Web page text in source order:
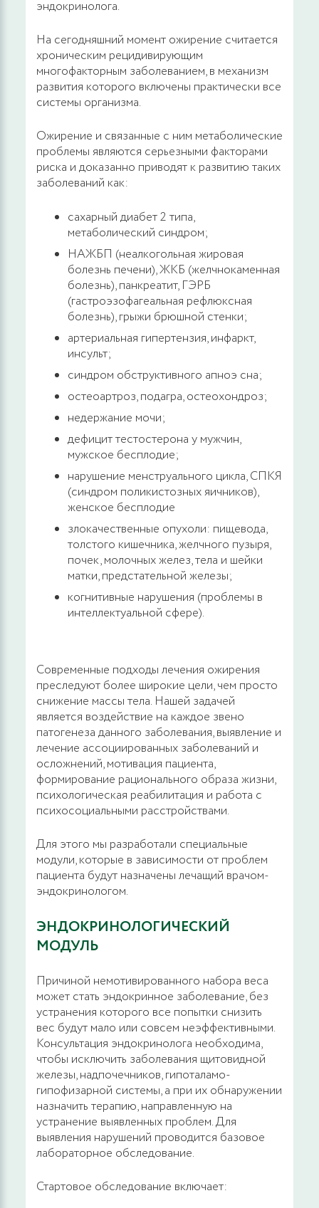
эндокринолога.
На сегодняшний момент ожирение считается
хроническим рецидивирующим
многофакторным заболеванием, в механизм
развития которого включены практически все
системы организма.
Ожирение и связанные с ним метаболические
проблемы являются серьезными факторами
риска и доказанно приводят к развитию таких
заболеваний как:
сахарный диабет 2 типа,
метаболический синдром;
НАЖБП (неалкогольная жировая
болезнь печени), ЖКБ (желчнокаменная
болезнь), панкреатит, ГЭРБ
(гастроэзофагеальная рефлюксная
болезнь), грыжи брюшной стенки;
артериальная гипертензия, инфаркт,
инсульт;
синдром обструктивного апноэ сна;
остеоартроз, подагра, остеохондроз;
недержание мочи;
дефицит тестостерона у мужчин,
мужское бесплодие;
нарушение менструального цикла, СПКЯ
(синдром поликистозных яичников),
женское бесплодие
злокачественные опухоли: пищевода,
толстого кишечника, желчного пузыря,
почек, молочных желез, тела и шейки
матки, предстательной железы;
когнитивные нарушения (проблемы в
интеллектуальной сфере).
Современные подходы лечения ожирения
преследуют более широкие цели, чем просто
снижение массы тела. Нашей задачей
является воздействие на каждое звено
патогенеза данного заболевания, выявление и
лечение ассоциированных заболеваний и
осложнений, мотивация пациента,
формирование рационального образа жизни,
психологическая реабилитация и работа с
психосоциальными расстройствами.
Для этого мы разработали специальные
модули, которые в зависимости от проблем
пациента будут назначены лечащий врачом-
эндокринологом.
ЭНДОКРИНОЛОГИЧЕСКИЙ
МОДУЛЬ
Причиной немотивированного набора веса
может стать эндокринное заболевание, без
устранения которого все попытки снизить
вес будут мало или совсем неэффективными.
Консультация эндокринолога необходима,
чтобы исключить заболевания щитовидной
железы, надпочечников, гипоталамо-
гипофизарной системы, а при их обнаружении
назначить терапию, направленную на
устранение выявленных проблем. Для
выявления нарушений проводится базовое
лабораторное обследование.
Стартовое обследование включает: